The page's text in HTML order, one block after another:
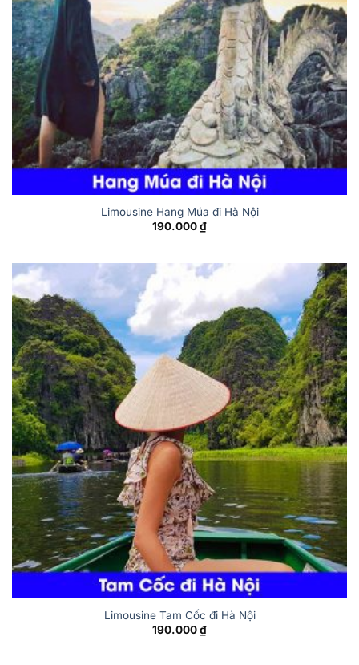
Limousine Hang Múa đi Hà Nội
190.000₫
Limousine Tam Cốc đi Hà Nội
190.000₫